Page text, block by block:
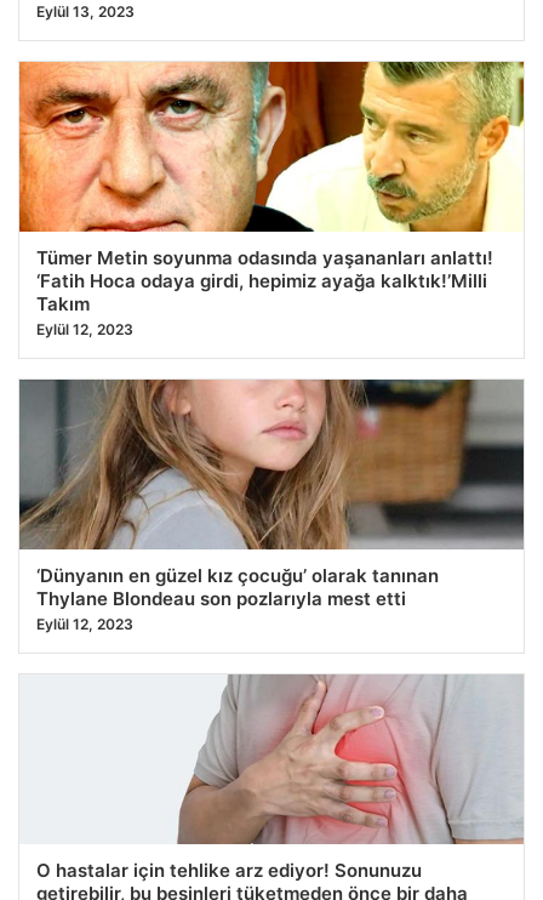
Eylül 13, 2023
Tümer Metin soyunma odasında yaşananları anlattı!
‘Fatih Hoca odaya girdi, hepimiz ayağa kalktık!’Milli
Takım
Eylül 12, 2023
‘Dünyanın en güzel kız çocuğu’ olarak tanınan
Thylane Blondeau son pozlarıyla mest etti
Eylül 12, 2023
O hastalar için tehlike arz ediyor! Sonunuzu
getirebilir, bu besinleri tüketmeden önce bir daha